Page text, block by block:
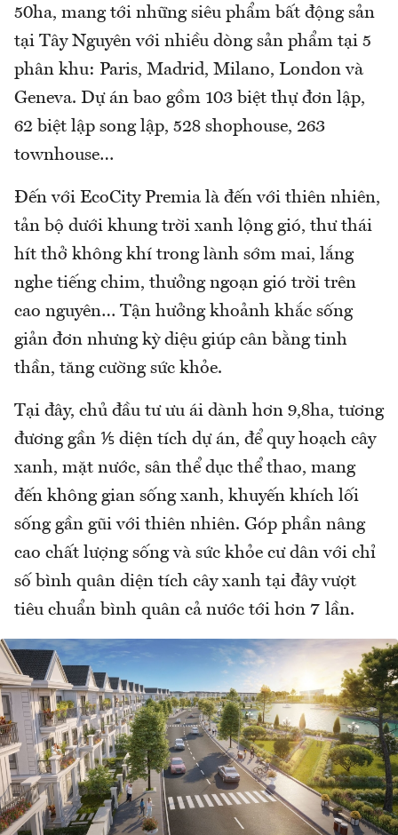
50ha, mang tới những siêu phẩm bất động sản
tại Tây Nguyên với nhiều dòng sản phẩm tại 5
phân khu: Paris, Madrid, Milano, London và
Geneva. Dự án bao gồm 103 biệt thự đơn lập,
62 biệt lập song lập, 528 shophouse, 263
townhouse…
Đến với EcoCity Premia là đến với thiên nhiên,
tản bộ dưới khung trời xanh lộng gió, thư thái
hít thở không khí trong lành sớm mai, lắng
nghe tiếng chim, thưởng ngoạn gió trời trên
cao nguyên… Tận hưởng khoảnh khắc sống
giản đơn nhưng kỳ diệu giúp cân bằng tinh
thần, tăng cường sức khỏe.
Tại đây, chủ đầu tư ưu ái dành hơn 9,8ha, tương
đương gần ⅕ diện tích dự án, để quy hoạch cây
xanh, mặt nước, sân thể dục thể thao, mang
đến không gian sống xanh, khuyến khích lối
sống gần gũi với thiên nhiên. Góp phần nâng
cao chất lượng sống và sức khỏe cư dân với chỉ
số bình quân diện tích cây xanh tại đây vượt
tiêu chuẩn bình quân cả nước tới hơn 7 lần.